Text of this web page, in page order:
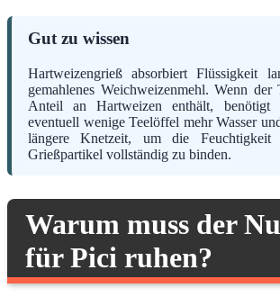
Gut zu wissen
Hartweizengrieß absorbiert Flüssigkeit
gemahlenes Weichweizenmehl. Wenn der
Anteil an Hartweizen enthält, benötigt
eventuell wenige Teelöffel mehr Wasser
längere Knetzeit, um die
Grießpartikel vollständig zu binden.
Warum muss der
für Pici ruhen?